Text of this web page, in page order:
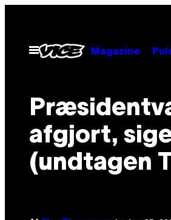
indhold
Åbn
Menu
Magazine
afgjort,
(undtagen